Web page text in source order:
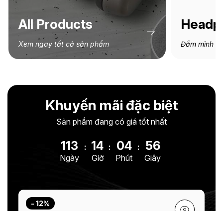
All Products
Xem ngay tất cả sản phẩm Đắm mình
Khuyến mãi đặc biệt
Sản phẩm đang có giá tốt nhất
113
Ngày
: 14
Giờ
: 04
Phút
: 53
Giây
- 12%